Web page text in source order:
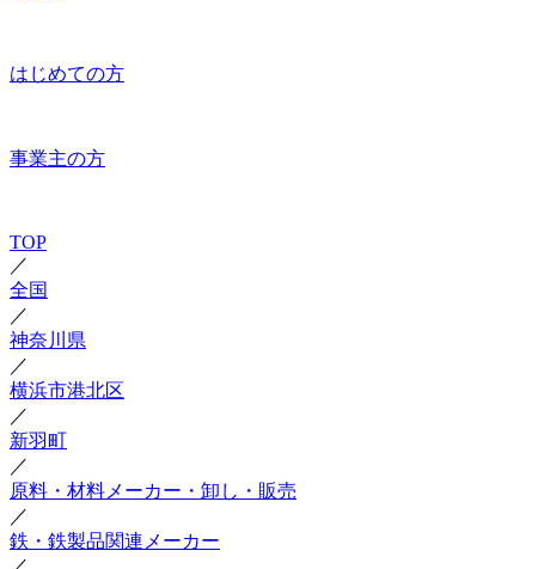
はじめての方
事業主の方
TOP
／
全国
／
神奈川県
／
横浜市港北区
／
新羽町
／
原料・材料メーカー・卸し・販売
／
鉄・鉄製品関連メーカー